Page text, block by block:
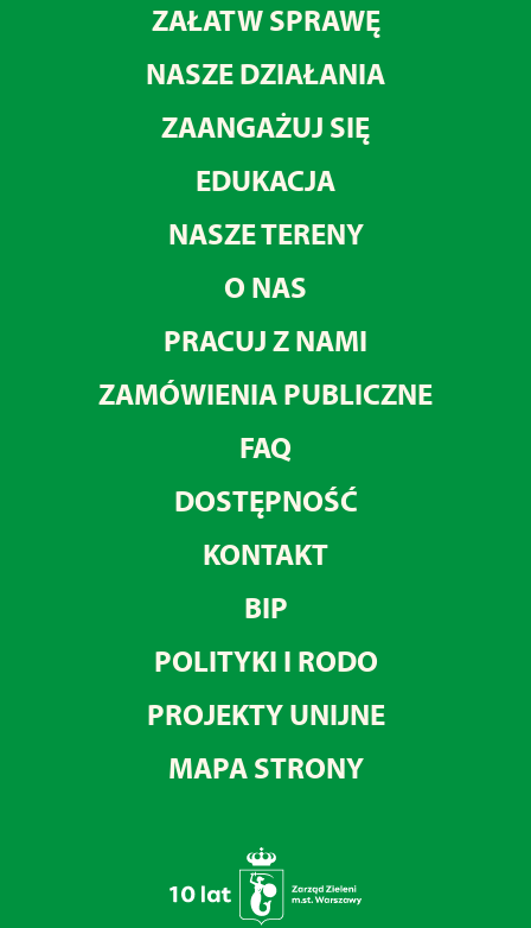
ZAŁATW SPRAWĘ
NASZE DZIAŁANIA
ZAANGAŻUJ SIĘ
EDUKACJA
NASZE TERENY
O NAS
PRACUJ Z NAMI
ZAMÓWIENIA PUBLICZNE
FAQ
DOSTĘPNOŚĆ
KONTAKT
BIP
POLITYKI I RODO
PROJEKTY UNIJNE
MAPA STRONY